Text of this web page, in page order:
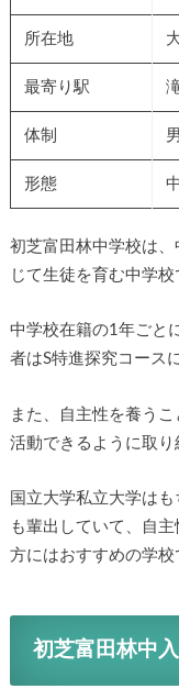
所在地
最寄り駅
体制
形態
初芝富田林中学校は
じて生徒を育む中学校
中学校在籍の1年ごと
者はS特進探究コース
また、自主性を養う
活動できるように取り
国立大学私立大学は
も輩出していて、自
方にはおすすめの学校
初芝富田林中